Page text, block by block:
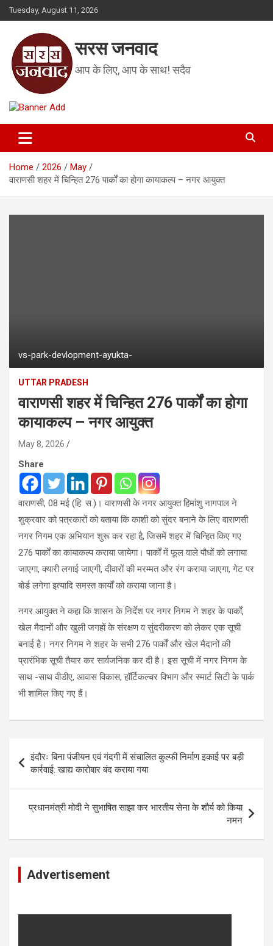
Skip
to
Tuesday, August 11, 2026
सरस जनवाद
आप के लिए, आप के साथ! सदैव
Home 2026
May
वाराणसी शहर में चिन्हित 276 पार्कों का होगा कायाकल्प – नगर आयुक्त
vs-park-devlopment-ayukta-
UTTAR PRADESH
वाराणसी शहर में चिन्हित 276 पार्कों का होगा
कायाकल्प – नगर आयुक्त
May 8, 2026
Share
वाराणसी, 08 मई (हि. स.)। वाराणसी के नगर आयुक्त हिमांशु नागपाल ने
शुक्रवार को पत्रकारों को बताया कि काशी को सुंदर बनाने के लिए वाराणसी
नगर निगम एक अभियान शुरू कर रहा है, जिसमें शहर में चिन्हित किए गए
276 पार्कों का कायाकल्प कराया जायेगा। पार्कों में फूल वाले पौधों को लगाया
जाएगा, क्यारी लगाई जाएगी, दीवारों की मरम्मत और रंग कराया जाएगा, गेट पर
बोर्ड लगेगा इत्यादि समस्त कार्यों को कराया जाना है।
नगर आयुक्त ने कहा कि शासन के निर्देश पर नगर निगम ने शहर के पार्कों,
खेल मैदानों और खुली जगहों के संरक्षण व सुंदरीकरण को लेकर एक सूची
बनाई है। नगर निगम ने शहर के सभी 276 पार्कों और खेल मैदानों की
प्रारंभिक सूची तैयार कर सार्वजनिक कर दी है। इस सूची में नगर निगम के
साथ -साथ वीडीए, आवास विकास, हॉर्टिकल्चर विभाग और स्मार्ट सिटी के पार्क
भी शामिल किए गए हैं।
Post
navigation
इंदौरः बिना पंजीयन एवं गंदगी में संचालित कुल्फी निर्माण इकाई पर बड़ी
कार्रवाई: खाद्य कारोबार बंद कराया गया
प्रधानमंत्री मोदी ने सुभाषित साझा कर भारतीय सेना के शौर्य को किया
नमन
Advertisement